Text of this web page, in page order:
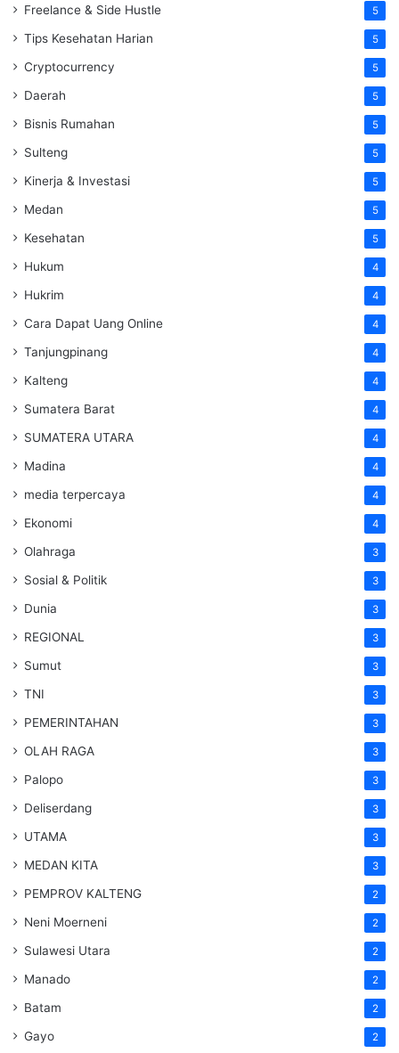
Freelance & Side Hustle 5
Tips Kesehatan Harian 5
Cryptocurrency 5
Daerah 5
Bisnis Rumahan 5
Sulteng 5
Kinerja & Investasi 5
Medan 5
Kesehatan 5
Hukum 4
Hukrim 4
Cara Dapat Uang Online 4
Tanjungpinang 4
Kalteng 4
Sumatera Barat 4
SUMATERA UTARA 4
Madina 4
media terpercaya 4
Ekonomi 4
Olahraga 3
Sosial & Politik 3
Dunia 3
REGIONAL 3
Sumut 3
TNI 3
PEMERINTAHAN 3
OLAH RAGA 3
Palopo 3
Deliserdang 3
UTAMA 3
MEDAN KITA 3
PEMPROV KALTENG 2
Neni Moerneni 2
Sulawesi Utara 2
Manado 2
Batam 2
Gayo 2